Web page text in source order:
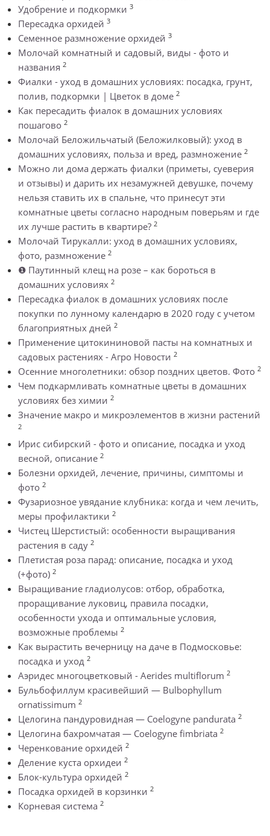
Удобрение и подкормки 3
Пересадка орхидей 3
Семенное размножение орхидей 3
Молочай комнатный и садовый, виды - фото и
названия 2
Фиалки - уход в домашних условиях: посадка, грунт,
полив, подкормки | Цветок в доме 2
Как пересадить фиалок в домашних условиях
пошагово 2
Молочай Беложильчатый (Беложилковый): уход в
домашних условиях, польза и вред, размножение 2
Можно ли дома держать фиалки (приметы, суеверия
и отзывы) и дарить их незамужней девушке, почему
нельзя ставить их в спальне, что принесут эти
комнатные цветы согласно народным поверьям и где
их лучше растить в квартире? 2
Молочай Тирукалли: уход в домашних условиях,
фото, размножение 2
❶ Паутинный клещ на розе – как бороться в
домашних условиях 2
Пересадка фиалок в домашних условиях после
покупки по лунному календарю в 2020 году с учетом
благоприятных дней 2
Применение цитокининовой пасты на комнатных и
садовых растениях - Агро Новости 2
Осенние многолетники: обзор поздних цветов. Фото 2
Чем подкармливать комнатные цветы в домашних
условиях без химии 2
Значение макро и микроэлементов в жизни растений
2
Ирис сибирский - фото и описание, посадка и уход
весной, описание 2
Болезни орхидей, лечение, причины, симптомы и
фото 2
Фузариозное увядание клубника: когда и чем лечить,
меры профилактики 2
Чистец Шерстистый: особенности выращивания
растения в саду 2
Плетистая роза парад: описание, посадка и уход
(+фото) 2
Выращивание гладиолусов: отбор, обработка,
проращивание луковиц, правила посадки,
особенности ухода и оптимальные условия,
возможные проблемы 2
Как вырастить вечерницу на даче в Подмосковье:
посадка и уход 2
Аэридес многоцветковый - Aerides multiflorum 2
Бульбофиллум красивейший — Bulbophyllum
ornatissimum 2
Целогина пандуровидная — Coelogyne pandurata 2
Целогина бахромчатая — Coelogyne fimbriata 2
Черенкование орхидей 2
Деление куста орхидеи 2
Блок-культура орхидей 2
Посадка орхидей в корзинки 2
Корневая система 2